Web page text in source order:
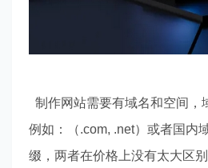
制作网站需要有域名和空间，
例如：（.com, .net）或者国内
缀，两者在价格上没有太大区